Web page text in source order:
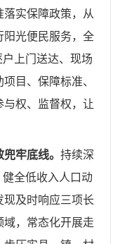
实保障政策，从
阳光便民服务，全
上门送达、现场
目、保障标准、
与权、监督权，让
兜牢底线。持续深
全低收入人口动
现及时响应三项长
，常态化开展走